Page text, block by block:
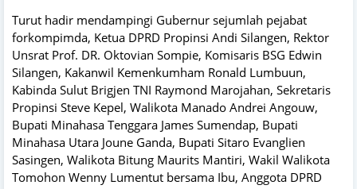
Turut hadir mendampingi Gubernur sejumlah pejabat
forkompimda, Ketua DPRD Propinsi Andi Silangen, Rektor
Unsrat Prof. DR. Oktovian Sompie, Komisaris BSG Edwin
Silangen, Kakanwil Kemenkumham Ronald Lumbuun,
Kabinda Sulut Brigjen TNI Raymond Marojahan, Sekretaris
Propinsi Steve Kepel, Walikota Manado Andrei Angouw,
Bupati Minahasa Tenggara James Sumendap, Bupati
Minahasa Utara Joune Ganda, Bupati Sitaro Evanglien
Sasingen, Walikota Bitung Maurits Mantiri, Wakil Walikota
Tomohon Wenny Lumentut bersama Ibu, Anggota DPRD